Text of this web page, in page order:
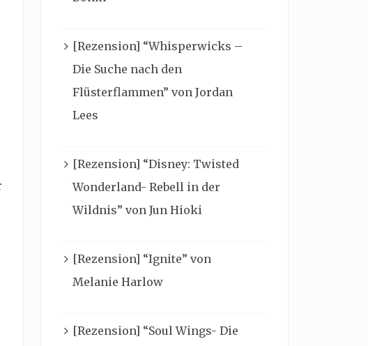
[Rezension] “Whisperwicks –
Die Suche nach den
Flüsterflammen” von Jordan
Lees
[Rezension] “Disney: Twisted
Wonderland- Rebell in der
Wildnis” von Jun Hioki
[Rezension] “Ignite” von
Melanie Harlow
[Rezension] “Soul Wings- Die